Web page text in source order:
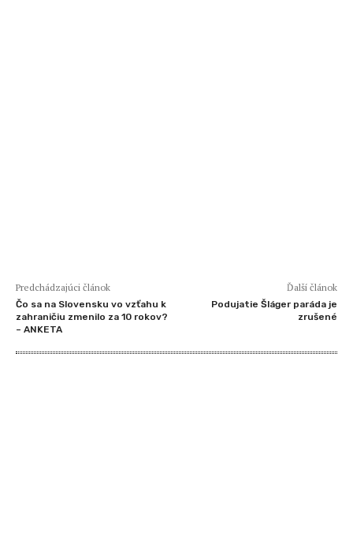
Predchádzajúci článok
Čo sa na Slovensku vo vzťahu k
zahraničiu zmenilo za 10 rokov?
– ANKETA
Ďalší článok
Podujatie Šláger paráda je
zrušené